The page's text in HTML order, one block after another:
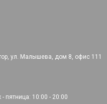
ул. Малышева, дом 8, офис 111
пятница: 10:00 - 20:00